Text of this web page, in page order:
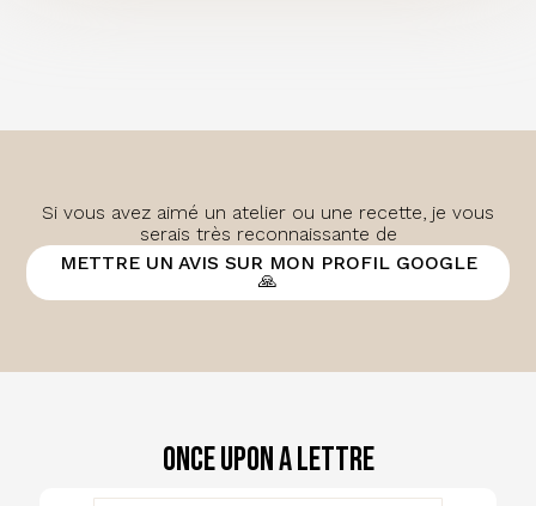
Si vous avez aimé un atelier ou une recette, je vous
serais très reconnaissante de
METTRE UN AVIS SUR MON PROFIL GOOGLE
🙏
Once Upon a Lettre